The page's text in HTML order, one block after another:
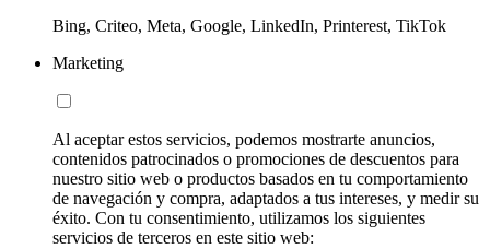
Bing, Criteo, Meta, Google, LinkedIn, Printerest, TikTok
Marketing
Al aceptar estos servicios, podemos mostrarte anuncios,
contenidos patrocinados o promociones de descuentos para
nuestro sitio web o productos basados en tu comportamiento
de navegación y compra, adaptados a tus intereses, y medir su
éxito. Con tu consentimiento, utilizamos los siguientes
servicios de terceros en este sitio web: